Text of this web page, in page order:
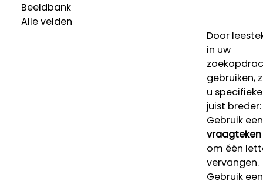
Beeldbank
Alle velden
Door
in uw
gebruiken,
u
juist breder:
Gebruik een
om één
vervangen.
Gebruik een